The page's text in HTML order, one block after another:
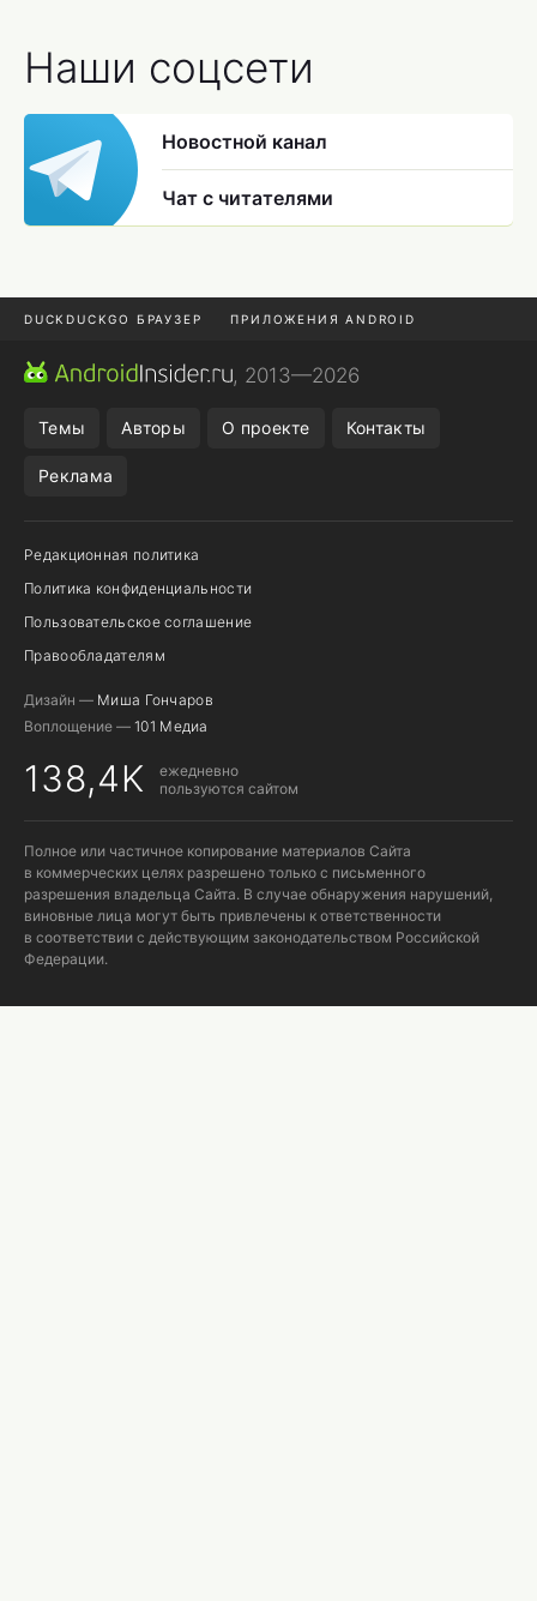
Наши соцсети
Новостной канал
Чат с читателями
DUCKDUCKGO БРАУЗЕР ПРИЛОЖЕНИЯ ANDROID
CHROME БРАУЗЕР
, 2013—2026
Темы Авторы О проекте Контакты
Реклама
Редакционная политика
Политика конфиденциальности
Пользовательское соглашение
Правообладателям
Дизайн — Миша Гончаров
Воплощение — 101 Медиа
138,4K
ежедневно
пользуются сайтом
Полное или частичное копирование материалов Сайта
в коммерческих целях разрешено только с письменного
разрешения владельца Сайта. В случае обнаружения нарушений,
виновные лица могут быть привлечены к ответственности
в соответствии с действующим законодательством Российской
Федерации.